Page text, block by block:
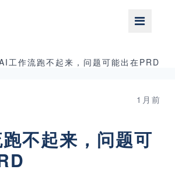
工作流跑不起来，问题可能出在PRD
1月前
不起来，问题可